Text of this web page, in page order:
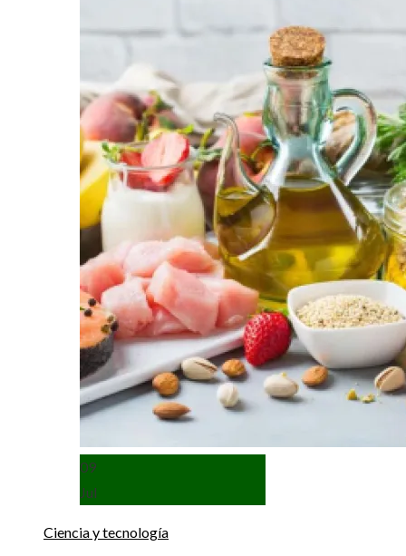
09
Jul
Ciencia y tecnología